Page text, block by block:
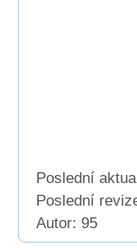
Poslední
Poslední
Autor: 95